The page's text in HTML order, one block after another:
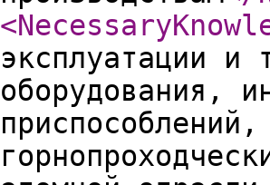
эксплуатации и
оборудования,